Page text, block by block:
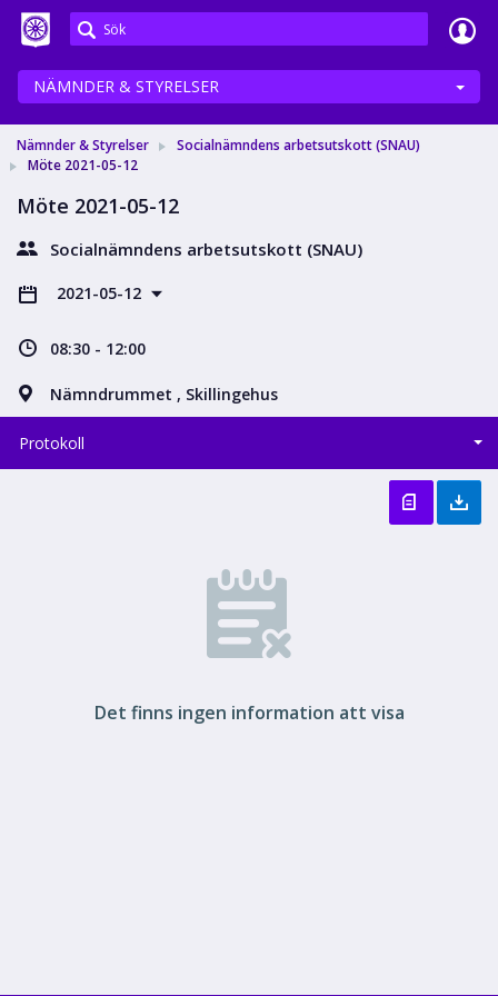
Meetings+
NÄMNDER & STYRELSER
Nämnder & Styrelser
Socialnämndens arbetsutskott (SNAU)
Möte 2021-05-12
Möte 2021-05-12
Socialnämndens arbetsutskott (SNAU)
2021-05-12
08:30 - 12:00
Nämndrummet , Skillingehus
Protokoll
Det finns ingen information att visa